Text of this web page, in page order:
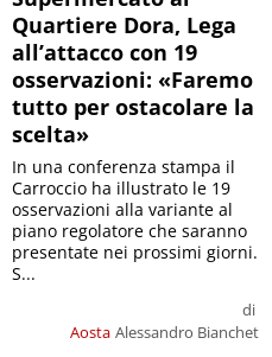
Quartiere Dora, Lega
all’attacco con 19
osservazioni: «Faremo
tutto per ostacolare la
scelta»
Aosta
di
Alessandro Bianchet
In una conferenza stampa il
Carroccio ha illustrato le 19
osservazioni alla variante al
piano regolatore che saranno
presentate nei prossimi giorni.
S...